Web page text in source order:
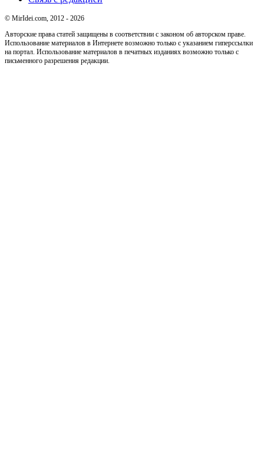
© MirIdei.com, 2012 - 2026
Авторские права статей защищены в соответствии с законом об авторском праве.
Использование материалов в Интернете возможно только с указанием гиперссылки
на портал. Использование материалов в печатных изданиях возможно только с
письменного разрешения редакции.